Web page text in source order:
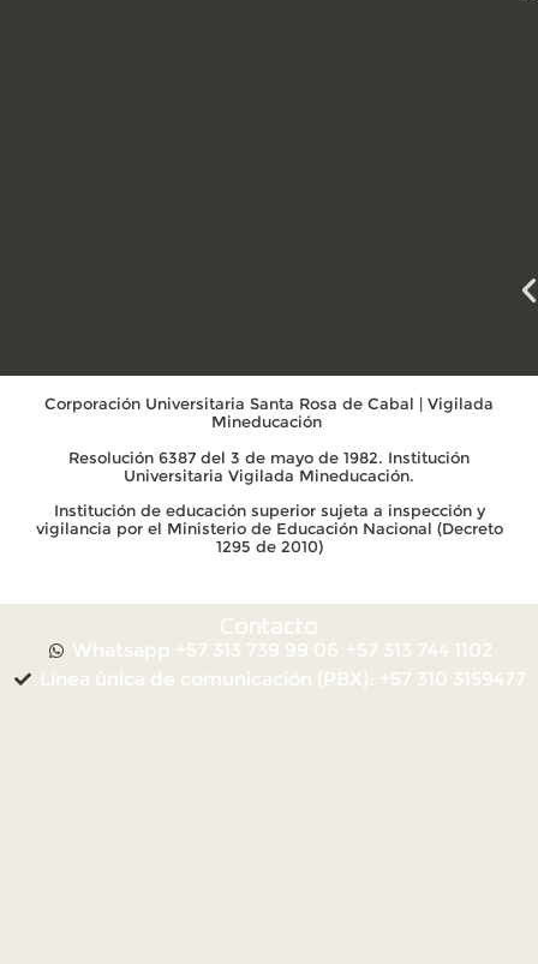
Corporación Universitaria Santa Rosa de Cabal | Vigilada
Mineducación
Resolución 6387 del 3 de mayo de 1982. Institución
Universitaria Vigilada Mineducación.
Institución de educación superior sujeta a inspección y
vigilancia por el Ministerio de Educación Nacional (Decreto
1295 de 2010)
Contacto
Whatsapp +57 313 739 99 06 +57 313 744 1102
Línea única de comunicación (PBX): +57 310 3159477